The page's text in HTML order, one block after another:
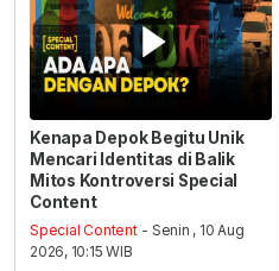
Kenapa Depok Begitu Unik
Mencari Identitas di Balik
Mitos Kontroversi Special
Content
Special Content - Senin , 10 Aug
2026, 10:15 WIB